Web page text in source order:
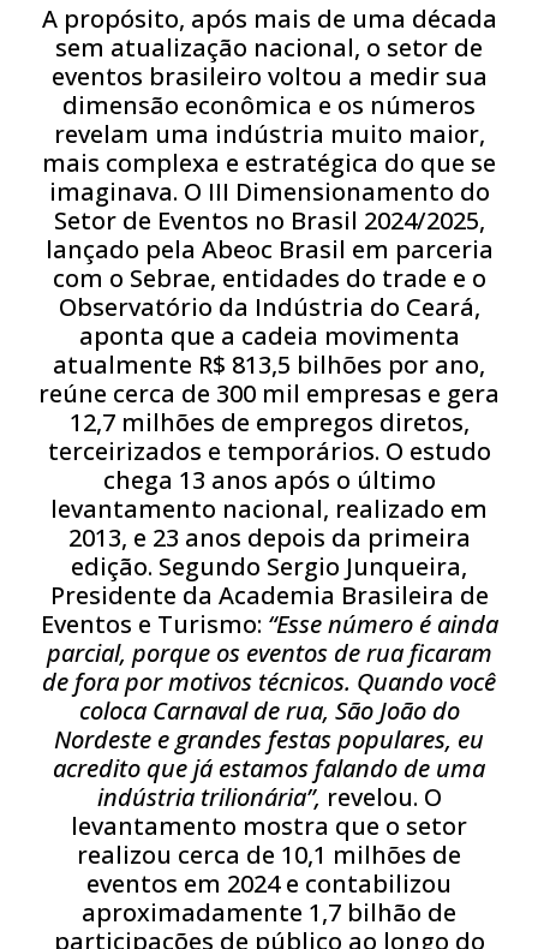
A propósito, após mais de uma década
sem atualização nacional, o setor de
eventos brasileiro voltou a medir sua
dimensão econômica e os números
revelam uma indústria muito maior,
mais complexa e estratégica do que se
imaginava. O III Dimensionamento do
Setor de Eventos no Brasil 2024/2025,
lançado pela Abeoc Brasil em parceria
com o Sebrae, entidades do trade e o
Observatório da Indústria do Ceará,
aponta que a cadeia movimenta
atualmente R$ 813,5 bilhões por ano,
reúne cerca de 300 mil empresas e gera
12,7 milhões de empregos diretos,
terceirizados e temporários. O estudo
chega 13 anos após o último
levantamento nacional, realizado em
2013, e 23 anos depois da primeira
edição. Segundo Sergio Junqueira,
Presidente da Academia Brasileira de
Eventos e Turismo: “Esse número é ainda
parcial, porque os eventos de rua ficaram
de fora por motivos técnicos. Quando você
coloca Carnaval de rua, São João do
Nordeste e grandes festas populares, eu
acredito que já estamos falando de uma
indústria trilionária”, revelou. O
levantamento mostra que o setor
realizou cerca de 10,1 milhões de
eventos em 2024 e contabilizou
aproximadamente 1,7 bilhão de
participações de público ao longo do